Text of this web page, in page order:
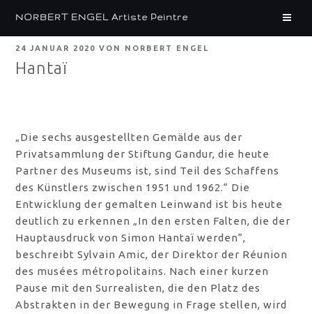
NORBERT ENGEL Artiste Peintre
VERÖFFENTLICHT
AM
24 JANUAR 2020 VON NORBERT ENGEL
Hantaï
„Die sechs ausgestellten Gemälde aus der
Privatsammlung der Stiftung Gandur, die heute
Partner des Museums ist, sind Teil des Schaffens
des Künstlers zwischen 1951 und 1962.“ Die
Entwicklung der gemalten Leinwand ist bis heute
deutlich zu erkennen „In den ersten Falten, die der
Hauptausdruck von Simon Hantaï werden“,
beschreibt Sylvain Amic, der Direktor der Réunion
des musées métropolitains. Nach einer kurzen
Pause mit den Surrealisten, die den Platz des
Abstrakten in der Bewegung in Frage stellen, wird